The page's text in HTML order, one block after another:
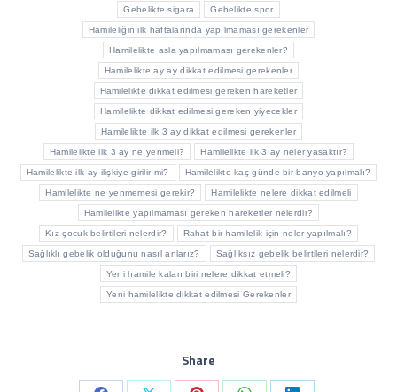
Gebelikte sigara Gebelikte spor
Hamileliğin ilk haftalarında yapılmaması gerekenler
Hamilelikte asla yapılmaması gerekenler?
Hamilelikte ay ay dikkat edilmesi gerekenler
Hamilelikte dikkat edilmesi gereken hareketler
Hamilelikte dikkat edilmesi gereken yiyecekler
Hamilelikte ilk 3 ay dikkat edilmesi gerekenler
Hamilelikte ilk 3 ay ne yenmeli? Hamilelikte ilk 3 ay neler yasaktır?
Hamilelikte ilk ay ilişkiye girilir mi? Hamilelikte kaç günde bir banyo yapılmalı?
Hamilelikte ne yenmemesi gerekir? Hamilelikte nelere dikkat edilmeli
Hamilelikte yapılmaması gereken hareketler nelerdir?
Kız çocuk belirtileri nelerdir? Rahat bir hamilelik için neler yapılmalı?
Sağlıklı gebelik olduğunu nasıl anlarız? Sağlıksız gebelik belirtileri nelerdir?
Yeni hamile kalan biri nelere dikkat etmeli?
Yeni hamilelikte dikkat edilmesi Gerekenler
Share